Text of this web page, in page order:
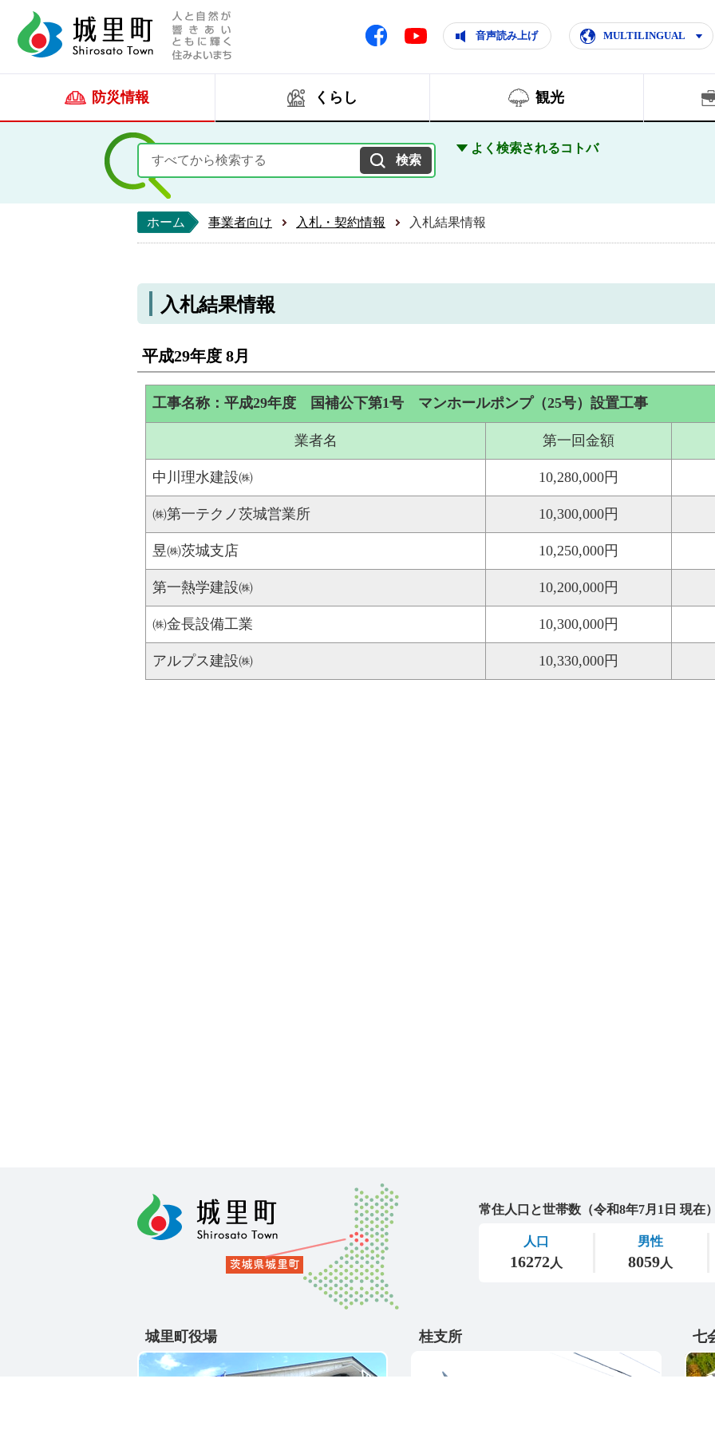
人と自然が響きあいともに輝く住みよいまち
Facebook Youtube 音声読み上げ MULTILINGUAL
防災情報 くらし 観光
よく検索されるコトバ
ホーム 事業者向け 入札・契約情報 入札結果情報
入札結果情報
平成29年度 8月
工事名称：平成29年度 国補公下第1号 マンホールポンプ（25号）設置工事
業者名 第一回金額
中川理水建設㈱ 10,280,000円
㈱第一テクノ茨城営業所 10,300,000円
昱㈱茨城支店 10,250,000円
第一熱学建設㈱ 10,200,000円
㈱金長設備工業 10,300,000円
アルプス建設㈱ 10,330,000円
城里町役場 桂支所 七